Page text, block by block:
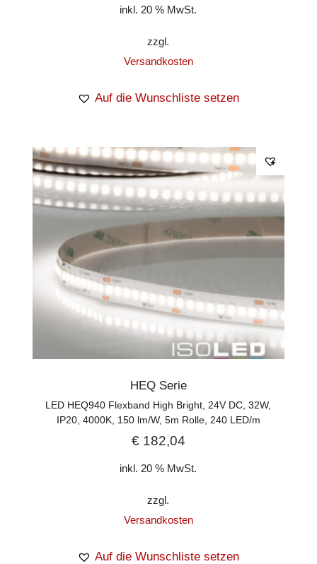
inkl. 20 % MwSt.
zzgl.
Versandkosten
Auf die Wunschliste setzen
HEQ Serie
LED HEQ940 Flexband High Bright, 24V DC, 32W,
IP20, 4000K, 150 lm/W, 5m Rolle, 240 LED/m
€182,04
inkl. 20 % MwSt.
zzgl.
Versandkosten
Auf die Wunschliste setzen